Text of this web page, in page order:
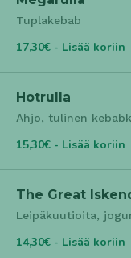
Tuplakebab
17,30€ - Lisää koriin
Hotrulla
Ahjo, tulinen
15,30€ - Lisää koriin
The Great
Leipäkuutioita,
14,30€ - Lisää koriin